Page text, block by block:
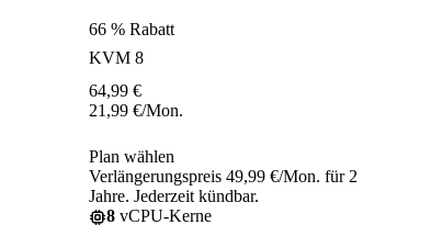
66 % Rabatt
KVM 8
64,99 €
21,99 €/Mon.
Plan wählen
Verlängerungspreis 49,99 €/Mon. für 2
Jahre. Jederzeit kündbar.
8 vCPU-Kerne